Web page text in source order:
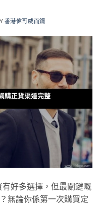
香港偉哥威而鋼
好多選擇，但最關鍵嘅
無論你係第一次購買定